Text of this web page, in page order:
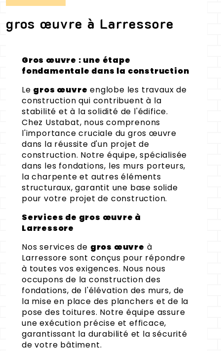
gros œuvre à Larressore
Gros œuvre : une étape
fondamentale dans la construction
Le gros œuvre englobe les travaux de
construction qui contribuent à la
stabilité et à la solidité de l'édifice.
Chez Ustabat, nous comprenons
l'importance cruciale du gros œuvre
dans la réussite d'un projet de
construction. Notre équipe, spécialisée
dans les fondations, les murs porteurs,
la charpente et autres éléments
structuraux, garantit une base solide
pour votre projet de construction.
Services de gros œuvre à
Larressore
Nos services de gros œuvre à
Larressore sont conçus pour répondre
à toutes vos exigences. Nous nous
occupons de la construction des
fondations, de l'élévation des murs, de
la mise en place des planchers et de la
pose des toitures. Notre équipe assure
une exécution précise et efficace,
garantissant la durabilité et la sécurité
de votre bâtiment.